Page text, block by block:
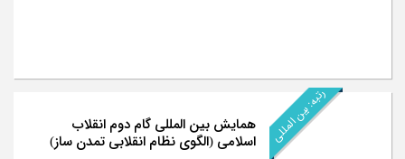
رتبه: بین المللی
همایش بین المللی گام دوم انقلاب
اسلامی (الگوی نظام انقلابی تمدن ساز)